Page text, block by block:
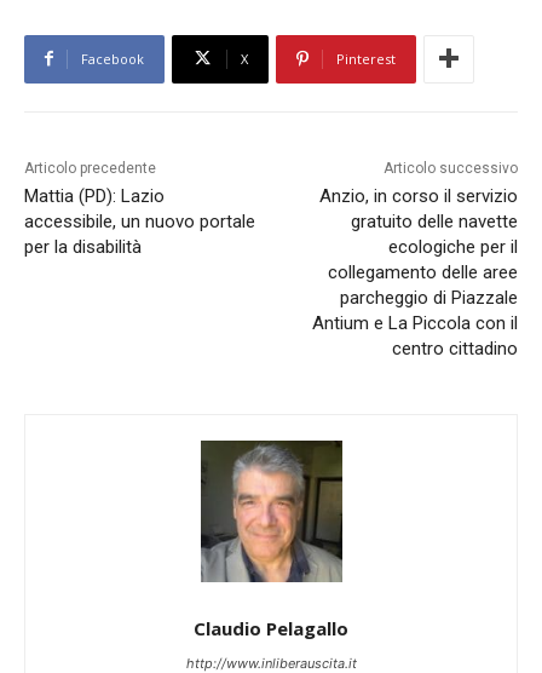
Facebook X Pinterest
Articolo precedente
Mattia (PD): Lazio
accessibile, un nuovo portale
per la disabilità
Articolo successivo
Anzio, in corso il servizio
gratuito delle navette
ecologiche per il
collegamento delle aree
parcheggio di Piazzale
Antium e La Piccola con il
centro cittadino
Claudio Pelagallo
http://www.inliberauscita.it